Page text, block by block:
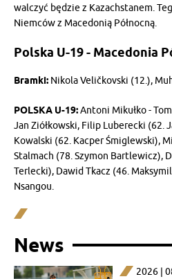
walczyć będzie z Kazachstanem.
Niemców z Macedonią Północną.
Polska U-19 - Macedonia
Bramki: Nikola Veličkovski (12.),
POLSKA U-19:Antoni Mikułko -
Jan Ziółkowski, Filip Luberecki (62.
Kowalski (62. Kacper Śmiglewski),
Stalmach (78. Szymon Bartlewicz),
Terlecki), Dawid Tkacz (46.
Nsangou.
News
2026 |